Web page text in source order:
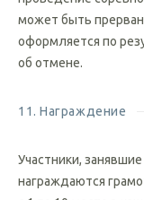
силы (погодных,
проведение
может быть
Участники,